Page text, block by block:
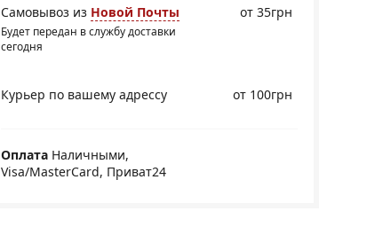
Самовывоз из Новой Почты
Будет передан в службу доставки
сегодня
от 35грн
Курьер по вашему адрессу от 100грн
Оплата Наличными,
Visa/MasterCard, Приват24